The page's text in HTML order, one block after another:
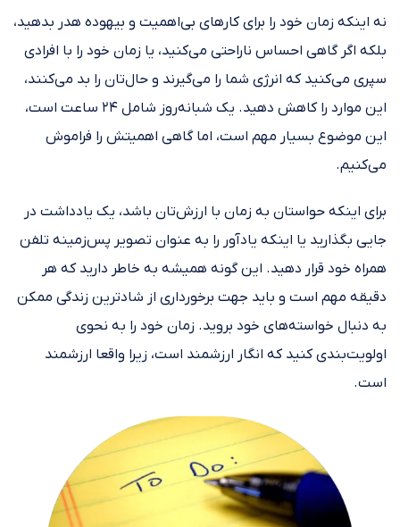
نه اینکه زمان خود را برای کارهای بی‌اهمیت و بیهوده هدر بدهید،
بلکه اگر گاهی احساس ناراحتی می‌کنید، یا زمان خود را با افرادی
سپری می‌کنید که انرژی شما را می‌گیرند و حال‌تان را بد می‌کنند،
این موارد را کاهش دهید. یک شبانه‌روز شامل ۲۴ ساعت است،
این موضوع بسیار مهم است، اما گاهی اهمیتش را فراموش
می‌کنیم.
برای اینکه حواستان به زمان‌ با ارزش‌تان باشد، یک یادداشت در
جایی بگذارید یا اینکه یادآور را به عنوان تصویر پس‌زمینه‌ تلفن
همراه خود قرار دهید. این گونه همیشه به خاطر دارید که هر
دقیقه مهم است و باید جهت برخورداری از شادترین زندگی ممکن
به دنبال خواسته‌های خود بروید. زمان خود را به نحوی
اولویت‌بندی کنید که انگار ارزشمند است، زیرا واقعا ارزشمند
است.